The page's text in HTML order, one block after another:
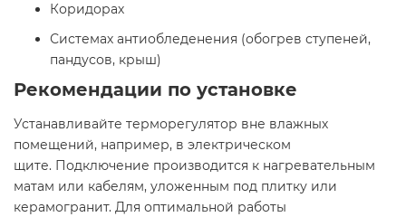
Коридорах
Системах антиобледенения (обогрев ступеней,
пандусов, крыш)​
Рекомендации по установке
Устанавливайте терморегулятор вне влажных
помещений, например, в электрическом
щите. Подключение производится к нагревательным
матам или кабелям, уложенным под плитку или
керамогранит. Для оптимальной работы